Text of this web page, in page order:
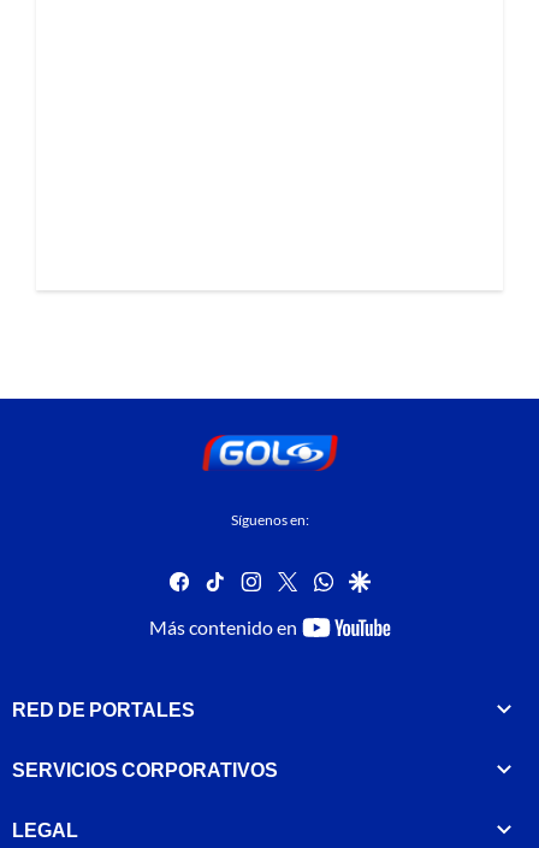
Síguenos en:
facebook
tiktok instagram
twitterwhatsapp
google
Más contenido en
youtube-
RED DE PORTALES
SERVICIOS CORPORATIVOS
LEGAL